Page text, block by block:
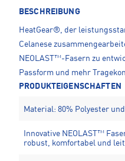
BESCHREIBUNG
HeatGear®, der
Celanese
NEOLAST™-Fasern zu
Passform und mehr
PRODUKTEIGENSCHAFTEN
Material: 80% Polyester
Innovative NEOLAST™
robust, komfortabel und